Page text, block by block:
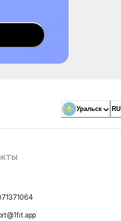
Уральск RU